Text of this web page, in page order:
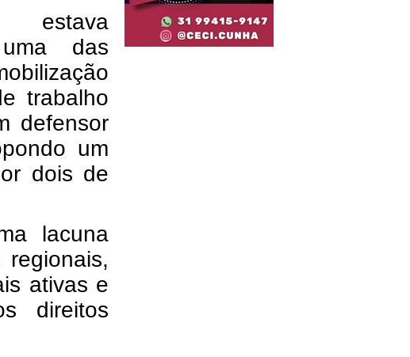
estava
das
trabalho
defensor
um
dois de
lacuna
ativas e
direitos